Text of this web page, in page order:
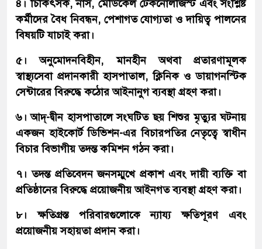
৪। চিকিৎসক, নার্স, মেডিকেল টেকনোলজিস্ট এবং সংশ্লিষ্ট
কর্মীদের বৈধ নিবন্ধন, পেশাগত যোগ্যতা ও দায়িত্ব পালনের
বিষয়টি যাচাই করা।
৫। অনুমোদনবিহীন, মানহীন অথবা প্রতারণামূলক
স্বাস্থ্যসেবা প্রদানকারী হাসপাতাল, ক্লিনিক ও ডায়াগনস্টিক
সেন্টারের বিরুদ্ধে কঠোর আইনানুগ ব্যবস্থা গ্রহণ করা।
৬। আদ্-দ্বীন হাসপাতালে সংঘটিত ছয় শিশুর মৃত্যুর ঘটনায়
একজন হাইকোর্ট ডিভিশন-এর বিচারপতির নেতৃত্বে স্বাধীন
বিচার বিভাগীয় তদন্ত কমিশন গঠন করা।
৭। তদন্ত প্রতিবেদন জনসম্মুখে প্রকাশ এবং দায়ী ব্যক্তি বা
প্রতিষ্ঠানের বিরুদ্ধে প্রয়োজনীয় আইনগত ব্যবস্থা গ্রহণ করা।
৮। ক্ষতিগ্রস্ত পরিবারগুলোকে ন্যায্য ক্ষতিপূরণ এবং
প্রয়োজনীয় সহায়তা প্রদান করা।